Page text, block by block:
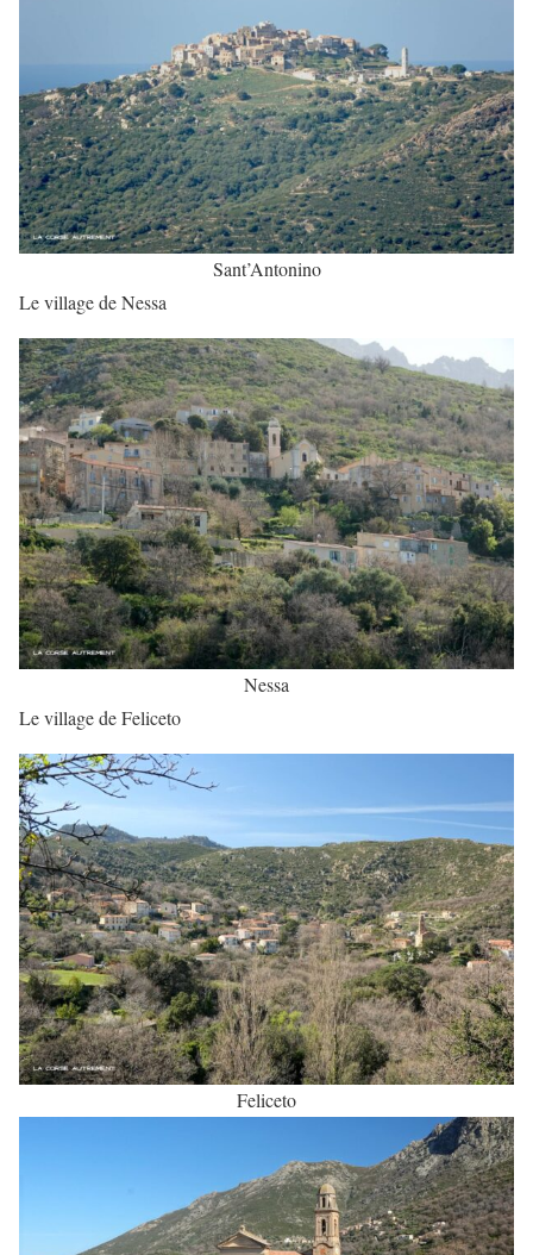
Sant’Antonino
Le village de Nessa
Nessa
Le village de Feliceto
Feliceto